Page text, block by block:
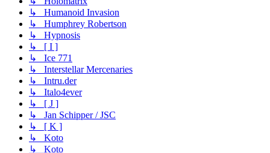
↳ Humanoid Invasion
↳ Humphrey Robertson
↳ Hypnosis
↳ [ I ]
↳ Ice 771
↳ Interstellar Mercenaries
↳ Intru.der
↳ Italo4ever
↳ [ J ]
↳ Jan Schipper / JSC
↳ [ K ]
↳ Koto
↳ Koto